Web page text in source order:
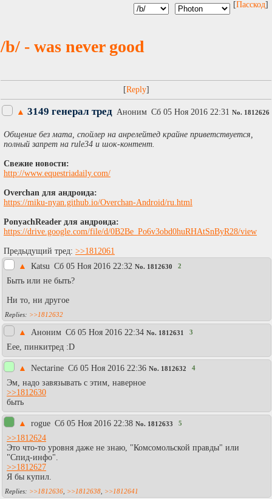
[Пасскод]
/b/ - was never good
[ ]
▲ 3149 генерал тред Аноним Сб 05 Ноя 2016 22:31 No. 1812626
Общение без мата, спойлер на анрелейтед крайне приветствуется,
полный запрет на rule34 и шок-контент.
Свежие новости:
http://www.equestriadaily.com/
Overchan для андроида:
https://miku-nyan.github.io/Overchan-Android/ru.html
PonyachReader для андроида:
https://drive.google.com/file/d/0B2Be_Po6v3obd0huRHAtSnByR28/view
Предыдущий тред: >>1812061
▲
Каtsu Сб 05 Ноя 2016 22:32 No. 1812630 2
Быть или не быть?
Ни то, ни другое
>>1812632
▲ Аноним Сб 05 Ноя 2016 22:34 No. 1812631 3
Еее, пинкитред :D
▲ Nectarine Сб 05 Ноя 2016 22:36 No. 1812632 4
Эм, надо завязывать с этим, наверное
>>1812630
быть
▲ rogue Сб 05 Ноя 2016 22:38 No. 1812633 5
>>1812624
Это что-то уровня даже не знаю, "Комсомольской правды" или
"Спид-инфо".
>>1812627
Я бы купил.
>>1812636 >>1812638 >>1812641